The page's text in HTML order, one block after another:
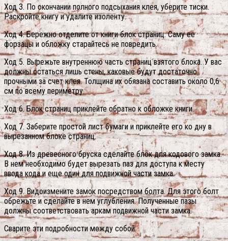
Ход 3. По окончании полного подсыхания клея, уберите тиски.
Раскройте книгу и удалите изоленту.
Ход 4. Бережно отделите от книги блок страниц. Саму ее
форзацы и обложку старайтесь не повредить.
Ход 5. Вырежьте внутреннюю часть страниц взятого блока. У вас
должны остаться лишь стены, каковые будут достаточно
прочными за счет клея. Толщина их обязана составить около 0,6
см по всему периметру.
Ход 6. Блок страниц приклейте обратно к обложке книги.
Ход 7. Заберите простой лист бумаги и приклейте его ко дну в
вырезанном блоке страниц.
Ход 8. Из древесного бруска сделайте блок для кодового замка.
В нем необходимо будет вырезать паз для доступа к месту
ввода кода и еще один для подвижной части замка.
Ход 9. Видоизмените замок посредством болта. Для этого болт
обрежьте и сделайте в нем углубления. Полученные пазы
должны соответствовать аркам подвижной части замка.
Сварите эти подробности между собой.